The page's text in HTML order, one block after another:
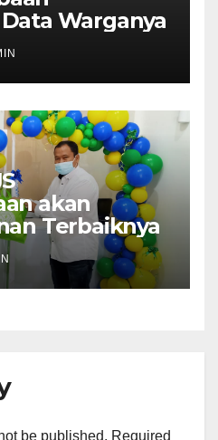
Warganya
akan
Terbaiknya
be published. Required